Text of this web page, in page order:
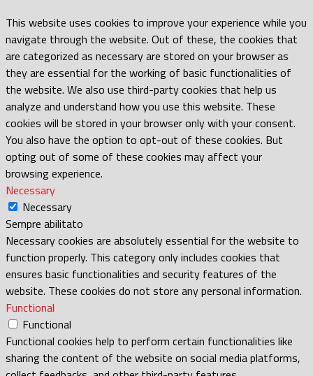
This website uses cookies to improve your experience while you
navigate through the website. Out of these, the cookies that
are categorized as necessary are stored on your browser as
they are essential for the working of basic functionalities of
the website. We also use third-party cookies that help us
analyze and understand how you use this website. These
cookies will be stored in your browser only with your consent.
You also have the option to opt-out of these cookies. But
opting out of some of these cookies may affect your
browsing experience.
Necessary
Necessary
Sempre abilitato
Necessary cookies are absolutely essential for the website to
function properly. This category only includes cookies that
ensures basic functionalities and security features of the
website. These cookies do not store any personal information.
Functional
Functional
Functional cookies help to perform certain functionalities like
sharing the content of the website on social media platforms,